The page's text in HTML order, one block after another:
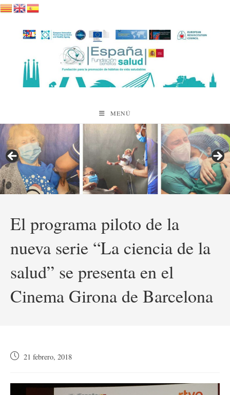
Saltar
contenido
MENÚ
El programa piloto de la
nueva serie “La ciencia de la
salud” se presenta en el
Cinema Girona de Barcelona
Publicación
entrada:
21 febrero, 2018